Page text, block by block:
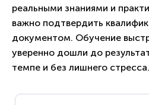
реальными знаниями и
важно подтвердить
документом. Обучение
уверенно дошли до
темпе и без лишнего стресса.